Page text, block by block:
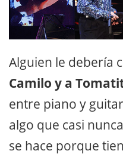
Alguien le debería
Camilo y a
entre piano y
algo que casi
se hace porque